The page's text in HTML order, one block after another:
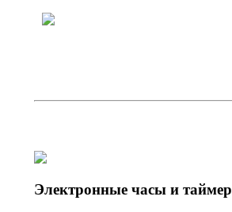
Электронные часы и таймер